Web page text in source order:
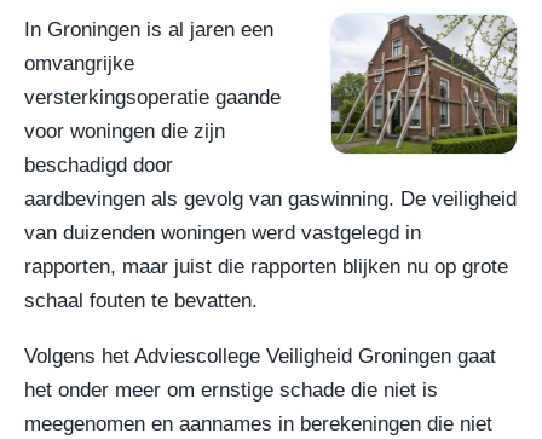
In Groningen is al jaren een
omvangrijke
versterkingsoperatie gaande
voor woningen die zijn
beschadigd door
aardbevingen als gevolg van gaswinning. De veiligheid
van duizenden woningen werd vastgelegd in
rapporten, maar juist die rapporten blijken nu op grote
schaal fouten te bevatten.
Volgens het Adviescollege Veiligheid Groningen gaat
het onder meer om ernstige schade die niet is
meegenomen en aannames in berekeningen die niet